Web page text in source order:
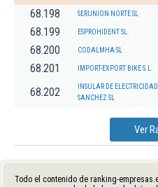
68.198 SERUNION NORTE SL
68.199 ESPROHIDENT SL.
68.200 CODALMHA SL
68.201 IMPORT-EXPORT BIKE S.L.
68.202
INSULAR DE ELECTRICIDAD
SANCHEZ SL
Ver
Todo el contenido de ranking-